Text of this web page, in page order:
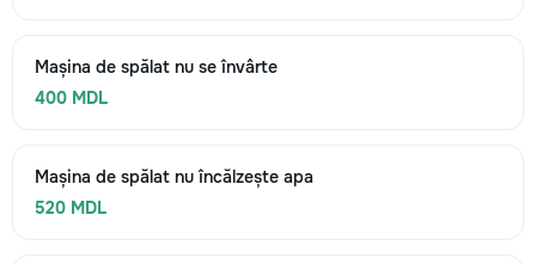
Mașina de spălat nu se învârte
400 MDL
Mașina de spălat nu încălzește apa
520 MDL